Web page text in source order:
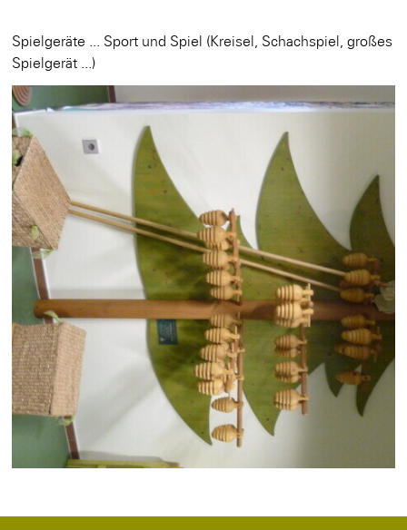
Spielgeräte ... Sport und Spiel (Kreisel, Schachspiel, großes
Spielgerät ...)